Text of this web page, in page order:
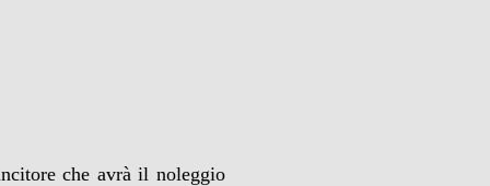
che avrà il noleggio